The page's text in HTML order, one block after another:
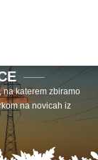
na katerem zbiramo
na novicah iz